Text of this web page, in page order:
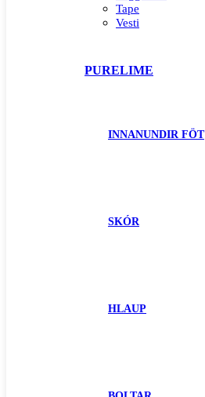
Tape
Vesti
PURELIME
INNANUNDIR FÖT
SKÓR
HLAUP